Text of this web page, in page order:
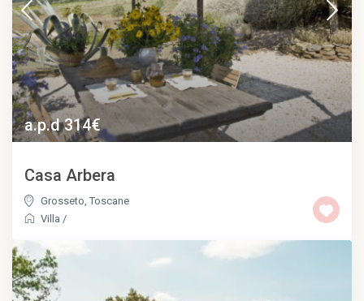
a.p.d 314€
Casa Arbera
Grosseto,Toscane
Villa /